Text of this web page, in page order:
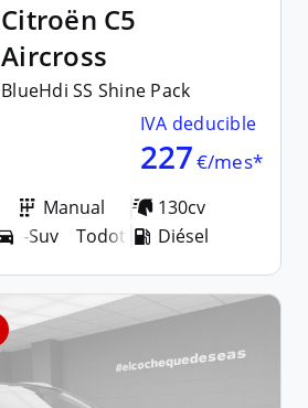
Citroën C5
Aircross
BlueHdi SS Shine Pack
IVA deducible
227€/mes*
Manual
130cv
Todoterreno-Suv Todoterreno-Suv
Diésel